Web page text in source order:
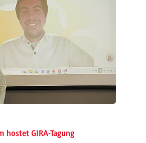
hostet GIRA-Tagung